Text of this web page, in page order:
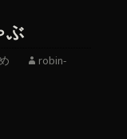
ぶ
robin-